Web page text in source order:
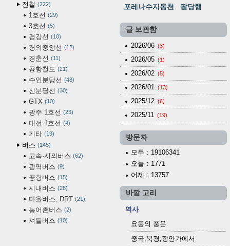
전철 222
1호선 29
3호선 5
경강선 10
경의중앙선 12
경춘선 11
공항철도 21
수인분당선 48
신분당선 30
GTX 10
광주 1호선 23
대전 1호선 4
기타 19
버스 145
고속·시외버스 62
광역버스 9
공항버스 15
시내버스 26
마을버스, DRT 21
농어촌버스 2
셔틀버스 10
포레나수지동천 팔당행
글 보관함
2026/06 (3)
2026/05 (1)
2026/02 (5)
2026/01 (13)
2025/12 (6)
2025/11 (19)
방문자
모두 : 19106341
오늘 : 1771
어제 : 13757
바깥 고리
역사
요동의 풍운
중국,북경,장안가에서